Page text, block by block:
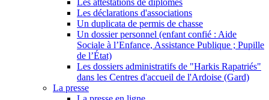
Les attestations de diplômes
Les déclarations d'associations
Un duplicata de permis de chasse
Un dossier personnel (enfant confié : Aide
Sociale à l’Enfance, Assistance Publique ; Pupille
de l’État)
Les dossiers administratifs de "Harkis Rapatriés"
dans les Centres d'accueil de l'Ardoise (Gard)
La presse